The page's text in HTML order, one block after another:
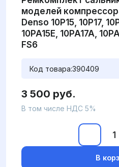
моделей
Denso 10P15, 10P17,
10PA15E, 10PA17A,
FS6
Код товара:390409
3 500 руб.
В том числе НДС 5%
В